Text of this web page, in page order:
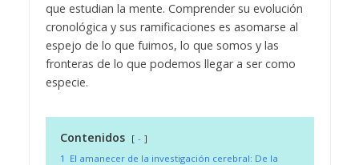
que estudian la mente. Comprender su evolución
cronológica y sus ramificaciones es asomarse al
espejo de lo que fuimos, lo que somos y las
fronteras de lo que podemos llegar a ser como
especie.
Contenidos
-
1 El amanecer de la investigación cerebral: De la